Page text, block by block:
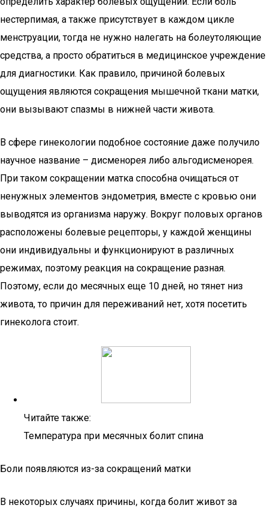
нестерпимая, а также присутствует в каждом цикле
менструации, тогда не нужно налегать на болеутоляющие
средства, а просто обратиться в медицинское учреждение
для диагностики. Как правило, причиной болевых
ощущения являются сокращения мышечной ткани матки,
они вызывают спазмы в нижней части живота.
В сфере гинекологии подобное состояние даже получило
научное название – дисменорея либо альгодисменорея.
При таком сокращении матка способна очищаться от
ненужных элементов эндометрия, вместе с кровью они
выводятся из организма наружу. Вокруг половых органов
расположены болевые рецепторы, у каждой женщины
они индивидуальны и функционируют в различных
режимах, поэтому реакция на сокращение разная.
Поэтому, если до месячных еще 10 дней, но тянет низ
живота, то причин для переживаний нет, хотя посетить
гинеколога стоит.
Читайте также:
Температура при месячных болит спина
Боли появляются из-за сокращений матки
В некоторых случаях причины, когда болит живот за